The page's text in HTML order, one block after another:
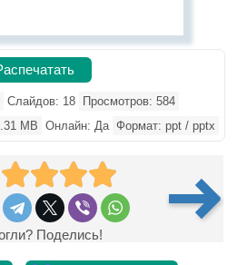
Слайдов: 18
Просмотров: 584
MB Онлайн: Да Формат: ppt / pptx
Поделись!